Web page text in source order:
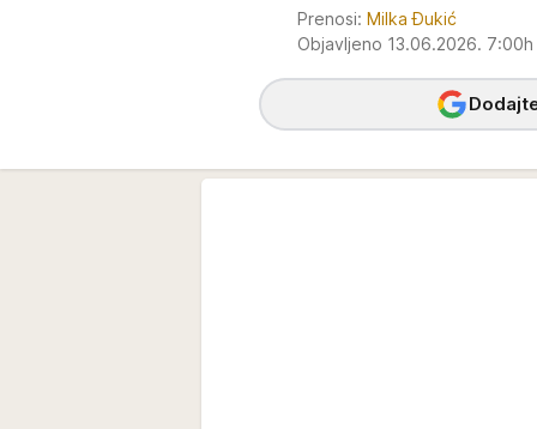
Prenosi: Milka Đukić
Objavljeno 13.06.2026. 7:00h